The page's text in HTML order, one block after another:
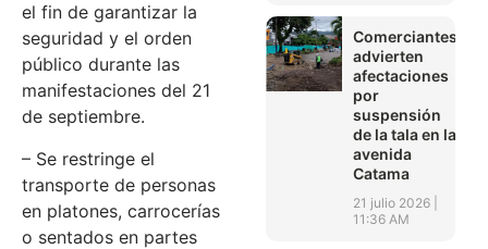
el fin de garantizar la
seguridad y el orden
público durante las
manifestaciones del 21
de septiembre.
– Se restringe el
transporte de personas
en platones, carrocerías
o sentados en partes
Comerciantes
advierten
afectaciones
por
suspensión
de la tala en la
avenida
Catama
21 julio 2026
11:36 AM